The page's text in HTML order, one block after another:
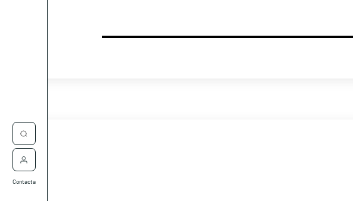
Contacta